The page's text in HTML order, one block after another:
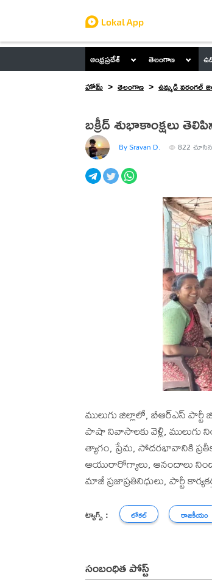
ఆంధ్రప్రదేశ్ తెలంగాణ
హోమ్
తెలంగాణ ఉమ్మడి వరంగల్
బక్రీద్ శుభాకాంక్షలు
By Sravan D. 822
ములుగు జిల్లాలో, బీఆర్ఎస్
పాషా నివాసాలకు వెళ్లి, ములుగు
త్యాగం, ప్రేమ, సోదరభావానికి
ఆయురారోగ్యాలు, ఆనందాలు
మాజీ ప్రజాప్రతినిధులు, పార్టీ
ట్యాగ్స్ : లోకల్ రాజకీయం
సంబంధిత పోస్ట్